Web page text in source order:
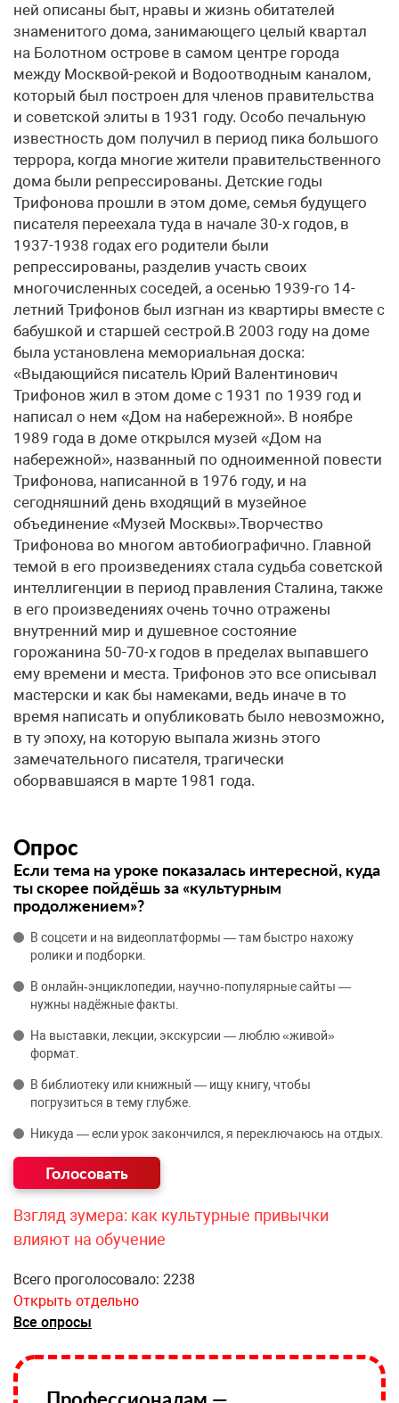
ней описаны быт, нравы и жизнь обитателей
знаменитого дома, занимающего целый квартал
на Болотном острове в самом центре города
между Москвой-рекой и Водоотводным каналом,
который был построен для членов правительства
и советской элиты в 1931 году. Особо печальную
известность дом получил в период пика большого
террора, когда многие жители правительственного
дома были репрессированы. Детские годы
Трифонова прошли в этом доме, семья будущего
писателя переехала туда в начале 30-х годов, в
1937-1938 годах его родители были
репрессированы, разделив участь своих
многочисленных соседей, а осенью 1939-го 14-
летний Трифонов был изгнан из квартиры вместе с
бабушкой и старшей сестрой.В 2003 году на доме
была установлена мемориальная доска:
«Выдающийся писатель Юрий Валентинович
Трифонов жил в этом доме с 1931 по 1939 год и
написал о нем «Дом на набережной». В ноябре
1989 года в доме открылся музей «Дом на
набережной», названный по одноименной повести
Трифонова, написанной в 1976 году, и на
сегодняшний день входящий в музейное
объединение «Музей Москвы».Творчество
Трифонова во многом автобиографично. Главной
темой в его произведениях стала судьба советской
интеллигенции в период правления Сталина, также
в его произведениях очень точно отражены
внутренний мир и душевное состояние
горожанина 50-70-х годов в пределах выпавшего
ему времени и места. Трифонов это все описывал
мастерски и как бы намеками, ведь иначе в то
время написать и опубликовать было невозможно,
в ту эпоху, на которую выпала жизнь этого
замечательного писателя, трагически
оборвавшаяся в марте 1981 года.
Опрос
Если тема на уроке показалась интересной, куда
ты скорее пойдёшь за «культурным
продолжением»?
В соцсети и на видеоплатформы — там быстро нахожу
ролики и подборки.
В онлайн‑энциклопедии, научно‑популярные сайты —
нужны надёжные факты.
На выставки, лекции, экскурсии — люблю «живой»
формат.
В библиотеку или книжный — ищу книгу, чтобы
погрузиться в тему глубже.
Никуда — если урок закончился, я переключаюсь на отдых.
Взгляд зумера: как культурные привычки
влияют на обучение
Всего проголосовало: 2238
Открыть отдельно
Все опросы